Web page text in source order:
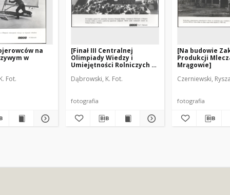
na
w
Fot.
[Finał III Centralnej
Olimpiady Wiedzy i
Umiejętności Rolniczych w
1979 r.]
Dąbrowski, K. Fot.
fotografia
[Na budowie
Produkcji
Mrągowie]
Czerniewski,
fotografia